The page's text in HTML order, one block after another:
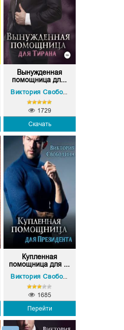
Вынужденная
помощница дл...
Виктория Свободина
Скачать
1729
Купленная
помощница для ...
Виктория Свободина
Перейти
1685